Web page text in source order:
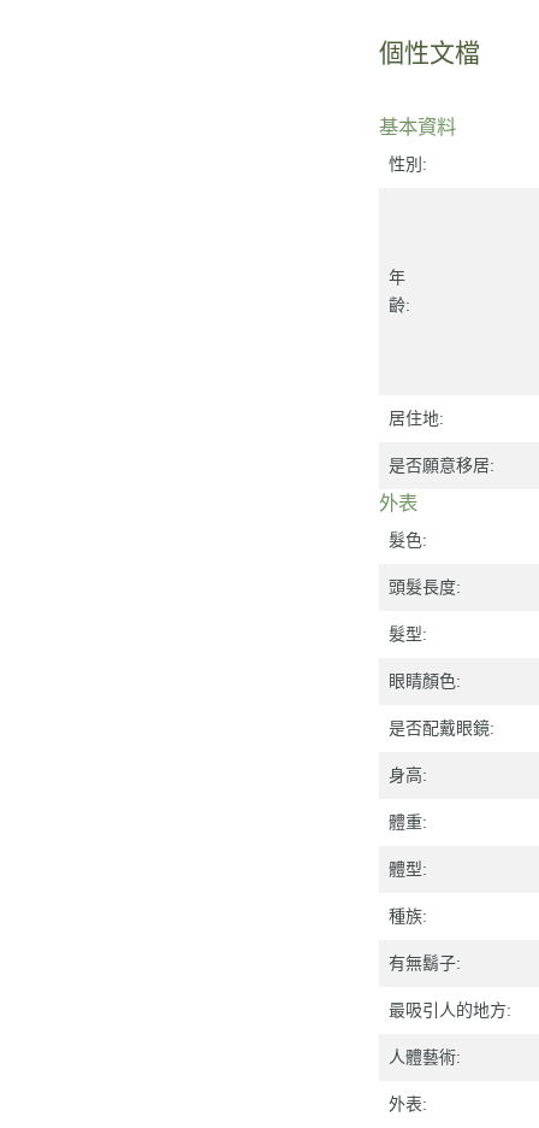
個性文檔
基本資料
性別:
年
齡:
居住地:
是否願意移居:
外表
髮色:
頭髮長度:
髮型:
眼睛顏色:
是否配戴眼鏡:
身高:
體重:
體型:
種族:
有無鬍子:
最吸引人的地方:
人體藝術:
外表: